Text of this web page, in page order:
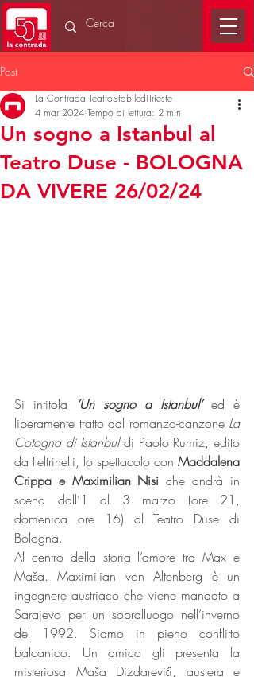
Post
Un sogno a Istanbul al
Teatro Duse - BOLOGNA
DA VIVERE 26/02/24
La Contrada TeatroStabilediTrieste
4 mar 2024 Tempo di lettura: 2 min
Si intitola ‘Un sogno a Istanbul’ ed è
liberamente tratto dal romanzo-canzone La
Cotogna di Istanbul di Paolo Rumiz, edito
da Feltrinelli, lo spettacolo con Maddalena
Crippa e Maximilian Nisi che andrà in
scena dall’1 al 3 marzo (ore 21,
domenica ore 16) al Teatro Duse di
Bologna.
Al centro della storia l’amore tra Max e
Maša. Maximilian von Altenberg è un
ingegnere austriaco che viene mandato a
Sarajevo per un sopralluogo nell’inverno
del 1992. Siamo in pieno conflitto
balcanico. Un amico gli presenta la
misteriosa Maša Dizdarevićì, austera e